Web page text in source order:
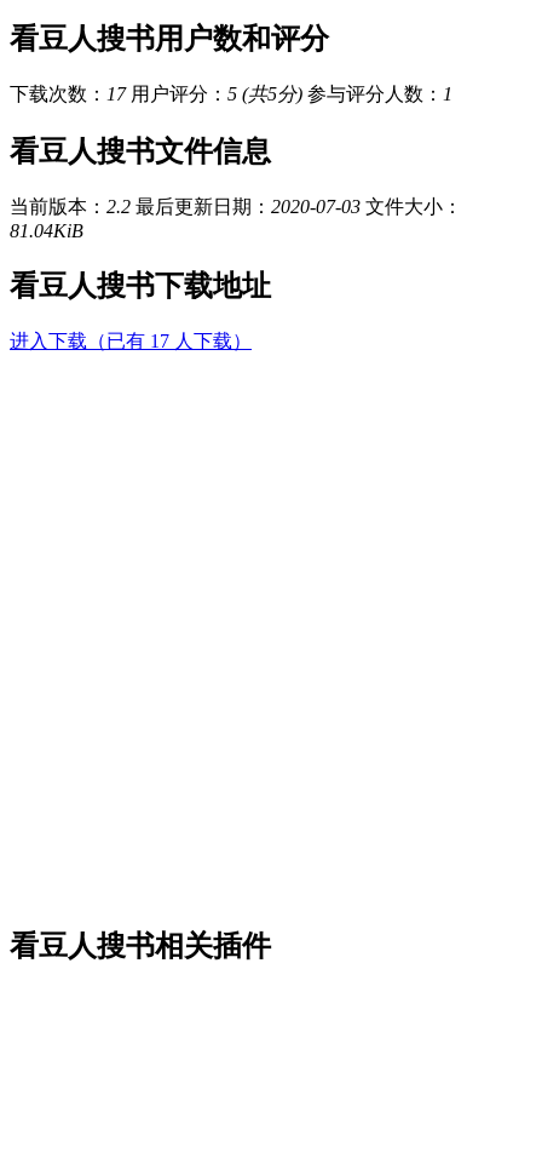
看豆人搜书用户数和评分
下载次数： 17 用户评分： 5 (共5分) 参与评分人数： 1
看豆人搜书文件信息
当前版本： 2.2 最后更新日期： 2020-07-03 文件大小：
81.04KiB
看豆人搜书下载地址
进入下载（已有 17 人下载）
看豆人搜书相关插件